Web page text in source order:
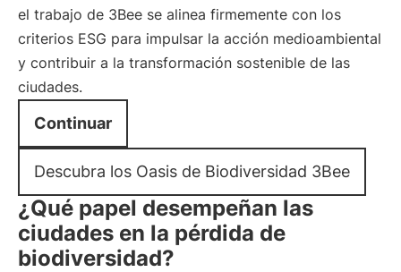
el trabajo de 3Bee se alinea firmemente con los
criterios ESG para impulsar la acción medioambiental
y contribuir a la transformación sostenible de las
ciudades.
Continuar
Descubra los Oasis de Biodiversidad 3Bee
¿Qué papel desempeñan las
ciudades en la pérdida de
biodiversidad?